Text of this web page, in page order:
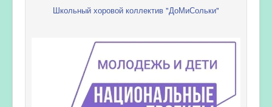
Школьный хоровой коллектив "ДоМиСольки"